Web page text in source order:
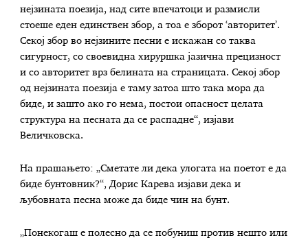
нејзината поезија, над сите впечатоци и размисли
стоеше еден единствен збор, а тоа е зборот ‘авторитет’.
Секој збор во нејзините песни е искажан со таква
сигурност, со своевидна хируршка јазична прецизност
и со авторитет врз белината на страницата. Секој збор
од нејзината поезија е таму затоа што така мора да
биде, и зашто ако го нема, постои опасност целата
структура на песната да се распадне“, изјави
Величковска.
На прашањето: „Сметате ли дека улогата на поетот е да
биде бунтовник?“, Дорис Карева изјави дека и
љубовната песна може да биде чин на бунт.
„Понекогаш е полесно да се побуниш против нешто или